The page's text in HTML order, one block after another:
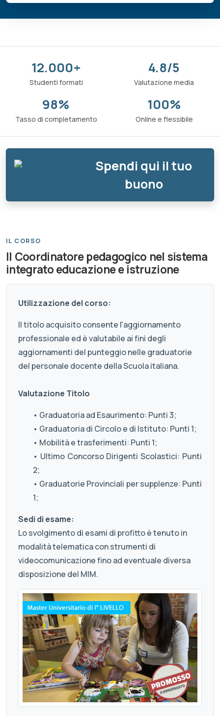
12.000+
Studenti formati
4.8/5
Valutazione media
98%
Tasso di completamento
100%
Online e flessibile
Spendi qui il tuo
buono
IL CORSO
Il Coordinatore pedagogico nel sistema
integrato educazione e istruzione
Utilizzazione del corso:
Il titolo acquisito consente l'aggiornamento
professionale ed è valutabile ai fini degli
aggiornamenti del punteggio nelle graduatorie
del personale docente della Scuola italiana.
Valutazione Titolo
• Graduatoria ad Esaurimento: Punti 3;
• Graduatoria di Circolo e di Istituto: Punti 1;
• Mobilità e trasferimenti: Punti 1;
• Ultimo Concorso Dirigenti Scolastici: Punti
2;
• Graduatorie Provinciali per supplenze: Punti
1;
Sedi di esame:
Lo svolgimento di esami di profitto è tenuto in
modalità telematica con strumenti di
videocomunicazione fino ad eventuale diversa
disposizione del MIM.